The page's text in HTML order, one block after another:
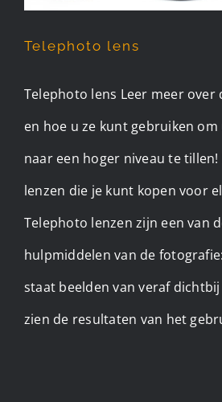
Telephoto lens
Telephoto lens Leer meer over
en hoe u ze kunt gebruiken
naar een hoger niveau te tillen!
lenzen die je kunt kopen voor
Telephoto lenzen zijn een van
hulpmiddelen van de
staat beelden van veraf
zien de resultaten van het